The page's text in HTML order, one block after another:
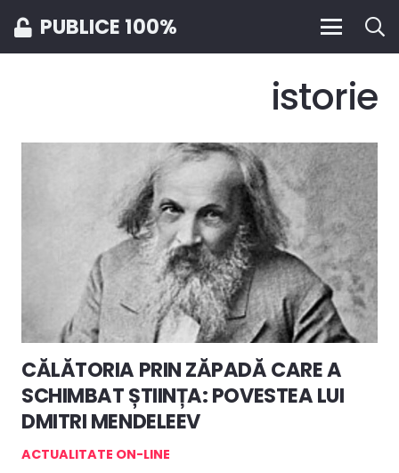
PUBLICE 100%
istorie
CĂLĂTORIA PRIN ZĂPADĂ CARE A
SCHIMBAT ȘTIINȚA: POVESTEA LUI
DMITRI MENDELEEV
ACTUALITATE ON-LINE